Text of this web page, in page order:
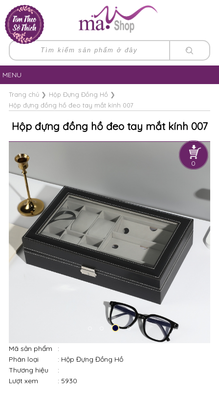
0
MENU
Trang chủ❯ Hộp Đựng Đồng Hồ ❯
Hộp đựng đồng hồ đeo tay mắt kính 007
Hộp đựng đồng hồ đeo tay mắt kính 007
Mã sản phẩm
:
Phân loại
: Hộp Đựng Đồng Hồ
Thương hiệu
:
Lượt xem
: 5930